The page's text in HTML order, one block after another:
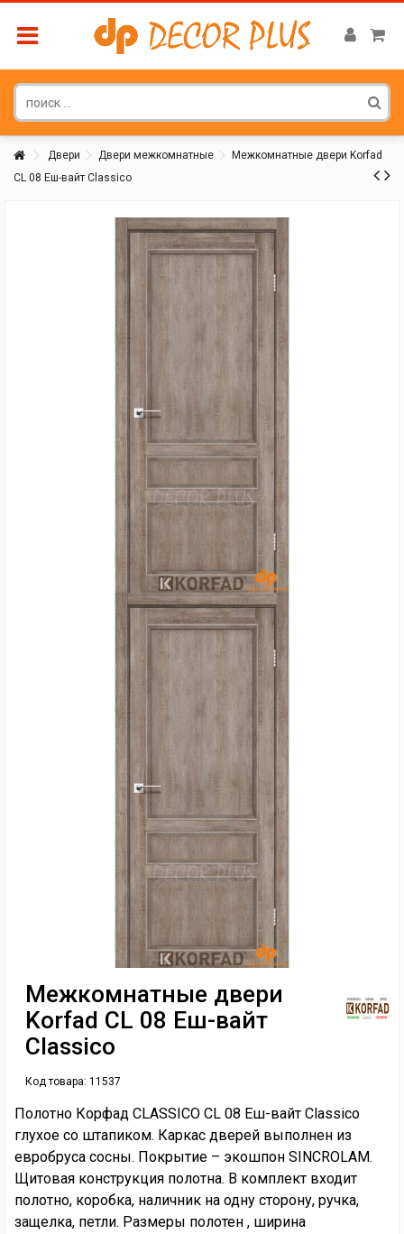
Двери Двери межкомнатные
Межкомнатные двери Korfad
CL 08 Еш-вайт Classico
Межкомнатные двери
Korfad CL 08 Еш-вайт
Classico
Код товара: 11537
Полотно Корфад CLASSICO CL 08 Еш-вайт Classico
глухое со штапиком. Каркас дверей выполнен из
евробруса сосны. Покрытие – экошпон SINCROLAM.
Щитовая конструкция полотна. В комплект входит
полотно, коробка, наличник на одну сторону, ручка,
защелка, петли. Размеры полотен , ширина